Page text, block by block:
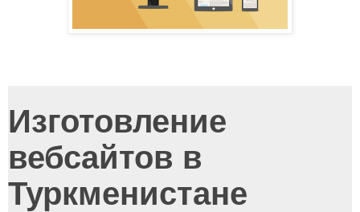
Изготовление
вебсайтов в
Туркменистане